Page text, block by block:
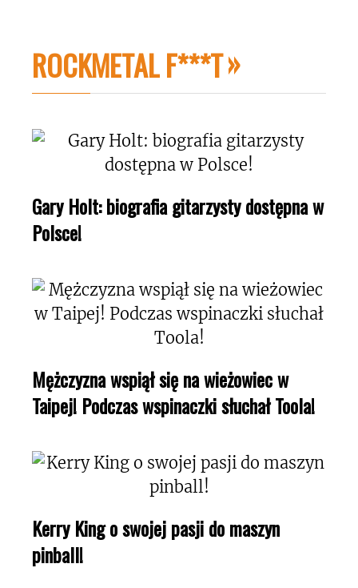
ROCKMETAL F***T
Gary Holt: biografia gitarzysty dostępna w
Polsce!
Mężczyzna wspiął się na wieżowiec w
Taipej! Podczas wspinaczki słuchał Toola!
Kerry King o swojej pasji do maszyn
pinball!